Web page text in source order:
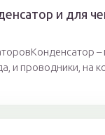
и для
и проводники, на